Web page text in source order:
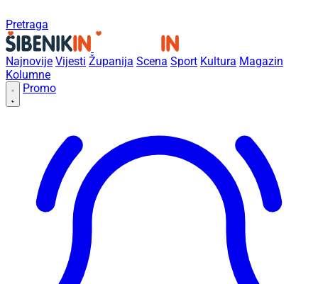
Pretraga
Najnovije Vijesti Županija Scena Sport Kultura Magazin
Kolumne
Promo